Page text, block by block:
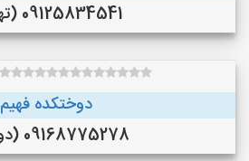
09125834541 (تهران)
دوختکده فهیم
09168775278 (دورود )